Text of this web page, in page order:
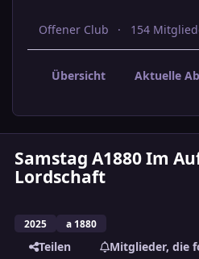
Offener Club 154
Übersicht Aktuelle
Samstag A1880 Im
Lordschaft
2025 a 1880
Teilen
Mitglieder, die